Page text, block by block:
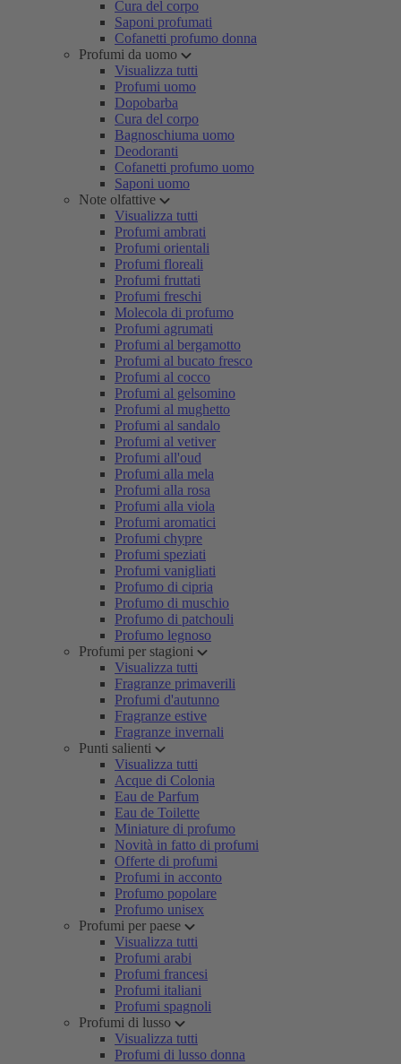
Cura del corpo
Saponi profumati
Cofanetti profumo donna
Profumi da uomo
Visualizza tutti
Profumi uomo
Dopobarba
Cura del corpo
Bagnoschiuma uomo
Deodoranti
Cofanetti profumo uomo
Saponi uomo
Note olfattive
Visualizza tutti
Profumi ambrati
Profumi orientali
Profumi floreali
Profumi fruttati
Profumi freschi
Molecola di profumo
Profumi agrumati
Profumi al bergamotto
Profumi al bucato fresco
Profumi al cocco
Profumi al gelsomino
Profumi al mughetto
Profumi al sandalo
Profumi al vetiver
Profumi all'oud
Profumi alla mela
Profumi alla rosa
Profumi alla viola
Profumi aromatici
Profumi chypre
Profumi speziati
Profumi vanigliati
Profumo di cipria
Profumo di muschio
Profumo di patchouli
Profumo legnoso
Profumi per stagioni
Visualizza tutti
Fragranze primaverili
Profumi d'autunno
Fragranze estive
Fragranze invernali
Punti salienti
Visualizza tutti
Acque di Colonia
Eau de Parfum
Eau de Toilette
Miniature di profumo
Novità in fatto di profumi
Offerte di profumi
Profumi in acconto
Profumo popolare
Profumo unisex
Profumi per paese
Visualizza tutti
Profumi arabi
Profumi francesi
Profumi italiani
Profumi spagnoli
Profumi di lusso
Visualizza tutti
Profumi di lusso donna